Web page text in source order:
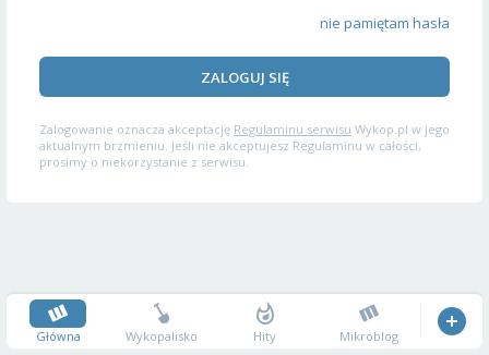
nie pamiętam hasła
ZALOGUJ SIĘ
Zalogowanie oznacza akceptację Regulaminu serwisu Wykop.pl w jego
aktualnym brzmieniu. Jeśli nie akceptujesz Regulaminu w całości,
prosimy o niekorzystanie z serwisu.
Główna Wykopalisko Hity Mikroblog